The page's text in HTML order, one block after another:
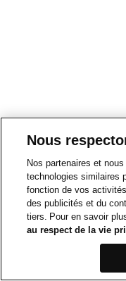
Nous
Nos partenaires et
technologies similaires
fonction de vos
des publicités et du
tiers. Pour en savoir
au respect de la vie